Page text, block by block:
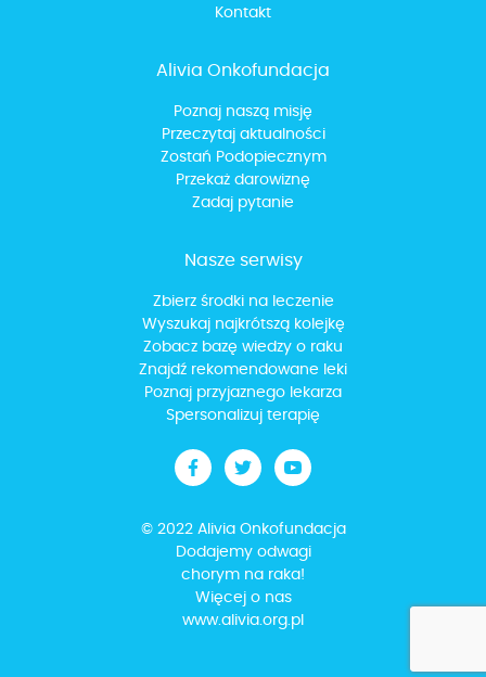
Kontakt
Alivia Onkofundacja
Poznaj naszą misję
Przeczytaj aktualności
Zostań Podopiecznym
Przekaż darowiznę
Zadaj pytanie
Nasze serwisy
Zbierz środki na leczenie
Wyszukaj najkrótszą kolejkę
Zobacz bazę wiedzy o raku
Znajdź rekomendowane leki
Poznaj przyjaznego lekarza
Spersonalizuj terapię
© 2022 Alivia Onkofundacja
Dodajemy odwagi
chorym na raka!
Więcej o nas
www.alivia.org.pl